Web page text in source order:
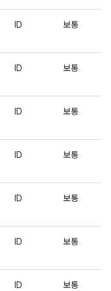
ID 보통
ID 보통
ID 보통
ID 보통
ID 보통
ID 보통
ID 보통